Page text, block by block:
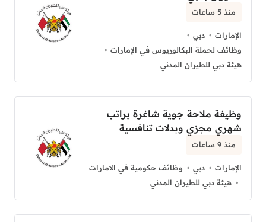
منذ 5 ساعات
الإمارات
دبي
وظائف لحملة البكالوريوس في الإمارات
هيئة دبي للطيران المدني
وظيفة ملاحة جوية شاغرة براتب
شهري مجزي وبدلات تنافسية
منذ 9 ساعات
الإمارات دبي
وظائف حكومية في الامارات
هيئة دبي للطيران المدني